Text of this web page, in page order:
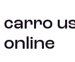
carro
online